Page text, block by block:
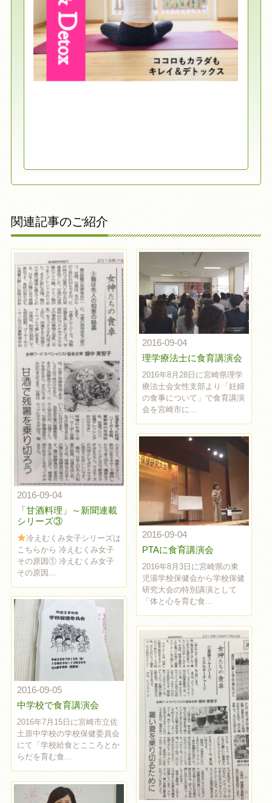
関連記事のご紹介
2016-09-04
「甘酒料理」～新聞連載
シリーズ③
冷えむくみ女子シリーズは
こちらから 冷えむくみ女子
その原因① 冷えむくみ女子
その原因...
2016-09-04
理学療法士に食育講演会
2016年8月28日に宮崎県理学
療法士会女性支部より「妊婦
の食事について」で食育講演
会を宮崎市に...
2016-09-04
PTAに食育講演会
2016年8月3日に宮崎県の東
児湯学校保健会から学校保健
研究大会の特別講演として
「体と心を育む食...
2016-09-05
中学校で食育講演会
2016年7月15日に宮崎市立佐
土原中学校の学校保健委員会
にて「学校給食とこころとか
らだを育む食...